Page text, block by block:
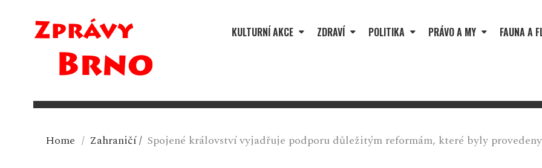
KULTURNÍ AKCE ZDRAVÍ POLITIKA PRÁVO A MY FAUNA A
Home / Zahraničí/ Spojené království vyjadřuje podporu důležitým reformám, které byly